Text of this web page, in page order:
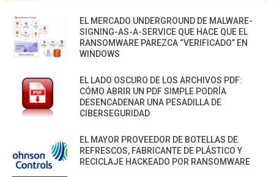
EL MERCADO UNDERGROUND DE MALWARE-
SIGNING-AS-A-SERVICE QUE HACE QUE EL
RANSOMWARE PAREZCA “VERIFICADO” EN
WINDOWS
EL LADO OSCURO DE LOS ARCHIVOS PDF:
CÓMO ABRIR UN PDF SIMPLE PODRÍA
DESENCADENAR UNA PESADILLA DE
CIBERSEGURIDAD
EL MAYOR PROVEEDOR DE BOTELLAS DE
REFRESCOS, FABRICANTE DE PLÁSTICO Y
RECICLAJE HACKEADO POR RANSOMWARE